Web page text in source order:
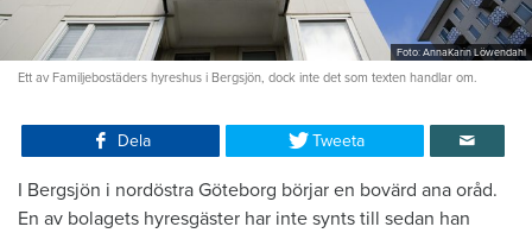
Foto: AnnaKarin Löwendahl
Ett av Familjebostäders hyreshus i Bergsjön, dock inte det som texten handlar om.
Dela Tweeta
I Bergsjön i nordöstra Göteborg börjar en bovärd ana oråd.
En av bolagets hyresgäster har inte synts till sedan han